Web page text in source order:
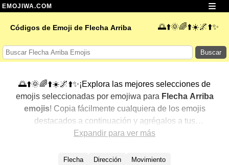
EMOJIWA.COM
Códigos de Emoji de Flecha Arriba 🌅⬆️🌞🌈⬆️☀️🌌⬆️✨
Buscar
🌅⬆️🌞🌈⬆️☀️🌌⬆️✨¡Explora las mejores selecciones de
emojis seleccionadas por emojiwa para Flecha Arriba
emojis! Copia fácilmente cualquiera de los emojis
destacados a continuación y agrégalos a tus
conversaciones para un toque personalizado. Hemos
mostrando primero los más populares. ¿Buscas más?
Expandir para ver más
Flecha Dirección Movimiento